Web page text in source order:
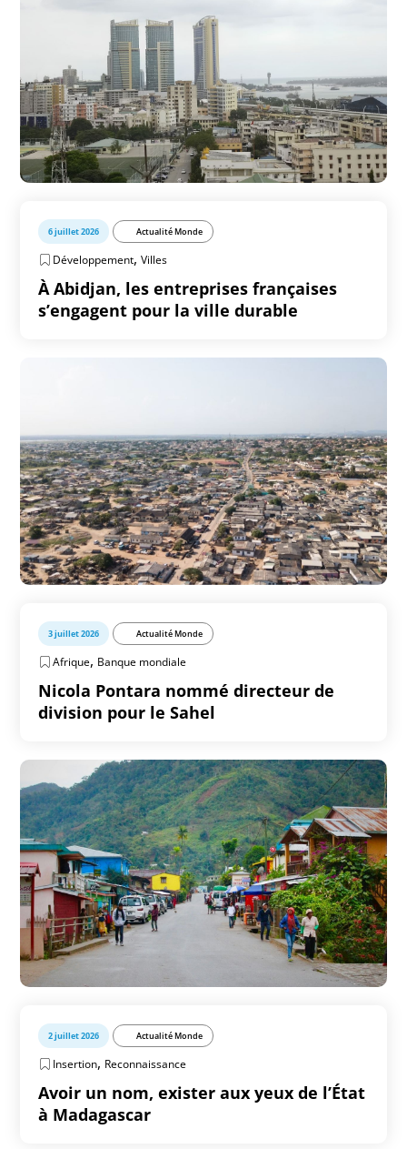
6 juillet 2026 Actualité Monde
Développement,Villes
À Abidjan, les entreprises françaises
s’engagent pour la ville durable
3 juillet 2026 Actualité Monde
Afrique, Banque mondiale
Nicola Pontara nommé directeur de
division pour le Sahel
2 juillet 2026 Actualité Monde
Insertion, Reconnaissance
Avoir un nom, exister aux yeux de l’État
à Madagascar